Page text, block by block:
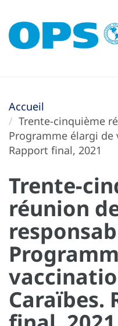
Accueil
Trente-cinquième
Programme élargi de
Rapport final, 2021
Trente-
réunion
Caraïbes.